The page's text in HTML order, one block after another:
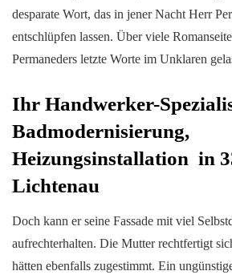
desparate Wort, das in jener Nacht Herr
entschlüpfen lassen. Über viele
Permaneders letzte Worte im Unklaren
Ihr Handwerker-
Badmodernisierung,
Heizungsinstallation in
Lichtenau
Doch kann er seine Fassade mit viel
aufrechterhalten. Die Mutter rechtfertigt
hätten ebenfalls zugestimmt. Ein